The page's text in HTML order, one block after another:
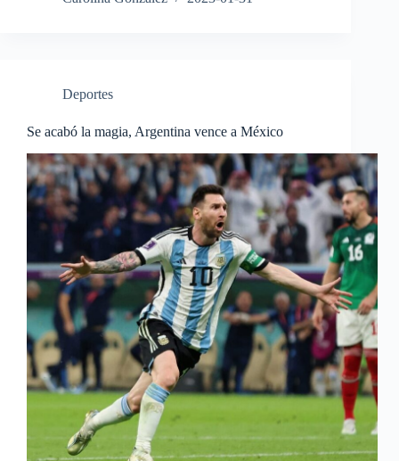
Deportes
Se acabó la magia, Argentina vence a México